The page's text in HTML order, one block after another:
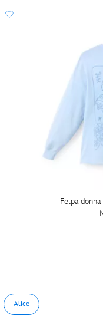
Felpa
Alice